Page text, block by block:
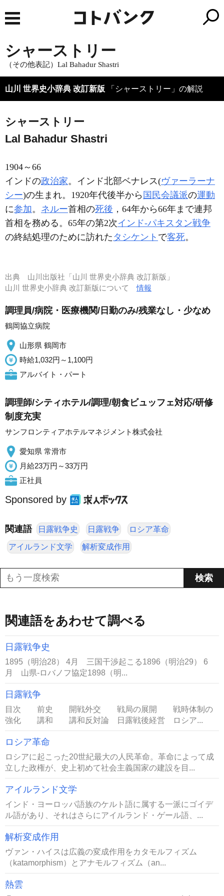
シャーストリー
（その他表記）Lal Bahadur Shastri
山川 世界史小辞典 改訂新版 「シャーストリー」の解説
シャーストリー
Lal Bahadur Shastri
1904～66
インドの政治家。インド北部ベナレス(ヴァーラーナ
シー)の生まれ。1920年代後半から 国民会議派の運動
に参加。 ネルー首相の死後 ，64年から66年まで連邦
首相を務める。65年の第2次 インド‐パキスタン戦争
の終結処理のために訪れた タシケント で客死。
出典 山川出版社「山川 世界史小辞典 改訂新版」
山川 世界史小辞典 改訂新版について情報
調理員/病院・医療機関/日勤のみ/残業なし・少なめ
鶴岡協立病院
山形県 鶴岡市
時給1,032円～1,100円
アルバイト・パート
調理師/シティホテル/調理/朝食ビュッフェ対応/研修
制度充実
サンフロンティアホテルマネジメント株式会社
愛知県 常滑市
月給23万円～33万円
正社員
Sponsored by
関連語 日露戦争史 日露戦争 ロシア革命
アイルランド文学 解析変成作用
関連語をあわせて調べる
日露戦争史
1895（明治28） 4月 三国干渉起こる1896（明治29） 6
月 山県‐ロバノフ協定1898（明...
日露戦争
目次 前史 開戦外交 戦局の展開 戦時体制の
強化 講和 講和反対論 日露戦後経営 ロシア...
ロシア革命
ロシアに起こった20世紀最大の人民革命。革命によって成
立した政権が、史上初めて社会主義国家の建設を目...
アイルランド文学
インド・ヨーロッパ語族のケルト語に属する一派にゴイデ
ル語があり、それはさらにアイルランド・ゲール語、...
解析変成作用
ヴァン・ハイスは広義の変成作用をカタモルフィズム
（katamorphism）とアナモルフィズム（an...
熱雲